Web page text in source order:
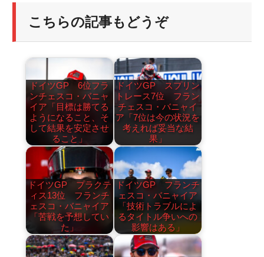
こちらの記事もどうぞ
ドイツGP 6位フラ
ンチェスコ・バニャ
イア「目標は勝てる
ようになること、そ
して結果を安定させ
ること」
ドイツGP スプリン
トレース7位 フラン
チェスコ・バニャイ
ア「7位は今の状況を
考えれば妥当な結
果」
ドイツGP プラクテ
ィス13位 フランチ
ェスコ・バニャイア
「苦戦を予想してい
た」
ドイツGP フランチ
ェスコ・バニャイア
「技術トラブルによ
るタイトル争いへの
影響はある」